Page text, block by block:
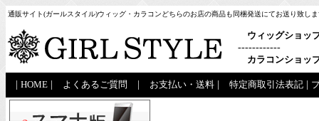
通販サイト(ガールスタイル)ウィッグ・カラコンどちらのお店の商品も同梱発送にてお送り致し
ウィッグショッ
------------
カラコンショッ
HOME よくあるご質問 お支払い・送料 特定商取引法表記